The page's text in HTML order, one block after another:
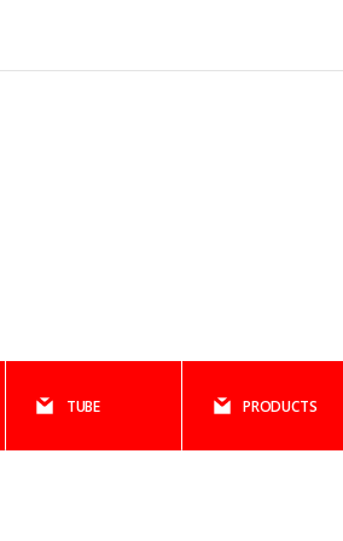
TUBE PRODUCTS